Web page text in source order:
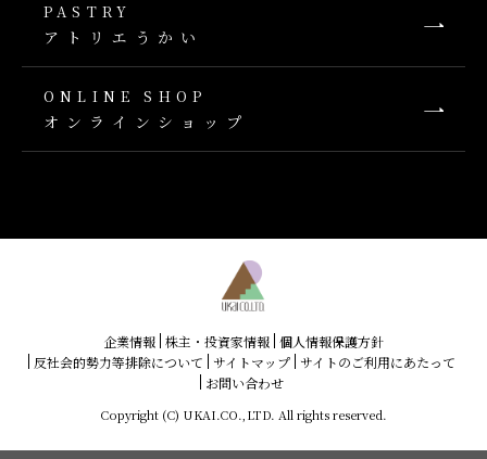
PASTRY
アトリエうかい
ONLINE SHOP
オンラインショップ
企業情報 株主・投資家情報 個人情報保護方針
反社会的勢力等排除について
サイトマップ
サイトのご利用にあたって
お問い合わせ
Copyright (C) UKAI.CO.,LTD. All rights reserved.